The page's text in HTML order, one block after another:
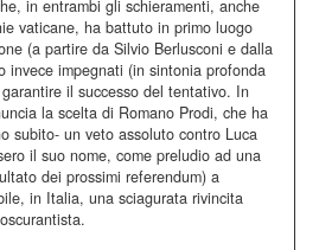
in entrambi gli schieramenti, anche
vaticane, ha battuto in primo luogo
(a partire da Silvio Berlusconi e dalla
invece impegnati (in sintonia profonda
il successo del tentativo. In
la scelta di Romano Prodi, che ha
subito- un veto assoluto contro Luca
il suo nome, come preludio ad una
dei prossimi referendum) a
in Italia, una sciagurata rivincita